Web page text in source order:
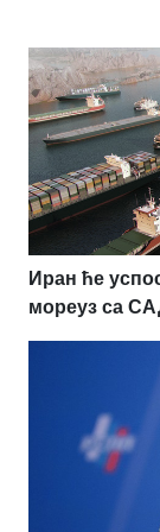
Иран ће
мореуз са